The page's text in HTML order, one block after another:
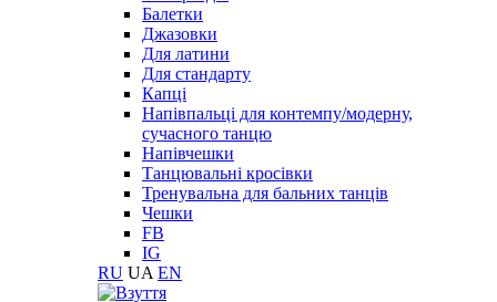
Балетки
Джазовки
Для латини
Для стандарту
Капці
Напівпальці для контемпу/модерну,
сучасного танцю
Напівчешки
Танцювальні кросівки
Тренувальна для бальних танців
Чешки
FB
IG
RU UA EN